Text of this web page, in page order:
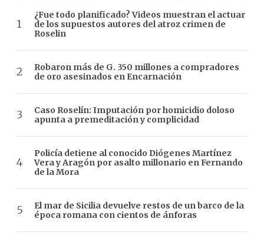
¿Fue todo planificado? Videos muestran el actuar
de los supuestos autores del atroz crimen de
Roselin
Robaron más de G. 350 millones a compradores
de oro asesinados en Encarnación
Caso Roselín: Imputación por homicidio doloso
apunta a premeditación y complicidad
Policía detiene al conocido Diógenes Martínez
Vera y Aragón por asalto millonario en Fernando
de la Mora
El mar de Sicilia devuelve restos de un barco de la
época romana con cientos de ánforas